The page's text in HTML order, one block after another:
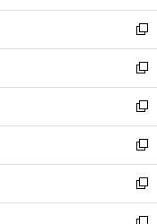
開
く
ウ
で
開
く
ン
ド
ウ
で
開
く
ウ
ィ
ン
ド
ウ
で
開
く
新
し
い
ウ
ィ
ン
ド
ウ
で
開
新
し
い
ウ
ィ
ン
ド
ウ
新
し
い
ウ
ィ
ン
新
し
い
ウ
新
し